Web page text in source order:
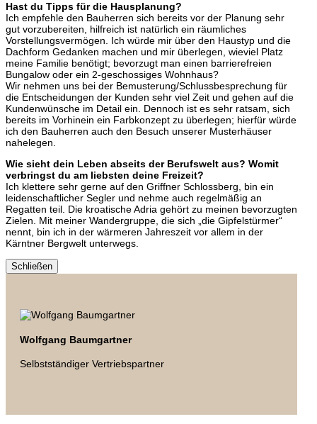
Hast du Tipps für die Hausplanung?
Ich empfehle den Bauherren sich bereits vor der Planung sehr
gut vorzubereiten, hilfreich ist natürlich ein räumliches
Vorstellungsvermögen. Ich würde mir über den Haustyp und die
Dachform Gedanken machen und mir überlegen, wieviel Platz
meine Familie benötigt; bevorzugt man einen barrierefreien
Bungalow oder ein 2-geschossiges Wohnhaus?
Wir nehmen uns bei der Bemusterung/Schlussbesprechung für
die Entscheidungen der Kunden sehr viel Zeit und gehen auf die
Kundenwünsche im Detail ein. Dennoch ist es sehr ratsam, sich
bereits im Vorhinein ein Farbkonzept zu überlegen; hierfür würde
ich den Bauherren auch den Besuch unserer Musterhäuser
nahelegen.
Wie sieht dein Leben abseits der Berufswelt aus? Womit
verbringst du am liebsten deine Freizeit?
Ich klettere sehr gerne auf den Griffner Schlossberg, bin ein
leidenschaftlicher Segler und nehme auch regelmäßig an
Regatten teil. Die kroatische Adria gehört zu meinen bevorzugten
Zielen. Mit meiner Wandergruppe, die sich „die Gipfelstürmer“
nennt, bin ich in der wärmeren Jahreszeit vor allem in der
Kärntner Bergwelt unterwegs.
Schließen
Wolfgang Baumgartner
Selbstständiger Vertriebspartner